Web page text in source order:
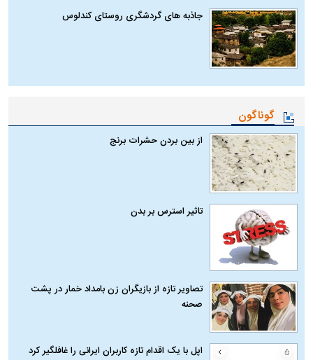
جاذبه های گردشگری روستای کندلوس
گوناگون
از بین بردن حشرات برنج
تاثیر استرس بر بدن
تصاویر تازه از بازیگران زن بامداد خمار در پشت
صحنه
اپل با یک اقدام تازه کاربران ایرانی را غافلگیر کرد